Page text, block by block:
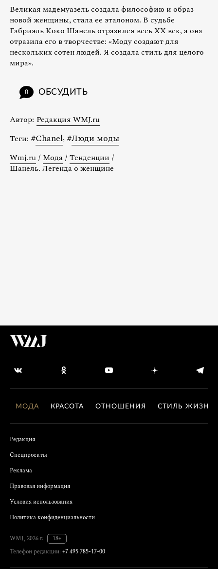
Великая мадемуазель создала философию и образ
новой женщины, стала ее эталоном. В судьбе
Габриэль Коко Шанель отразился весь XX век, а она
отразила его в творчестве: «Моду создают для
нескольких сотен людей. Я создала стиль для целого
мира».
0 ОБСУДИТЬ
Автор: Редакция WMJ.ru
Теги: #Chanel, #Люди моды
Wmj.ru / Мода / Тенденции /
Шанель. Легенда о женщине
МОДА КРАСОТА ОТНОШЕНИЯ СТИЛЬ ЖИЗНИ
Редакция
Спецпроекты
Реклама
Правовая информация
Условия использования
Политика конфиденциальности
WMJ, 2026 г.
18+
Телефон редакции: +7 495 785-17-00